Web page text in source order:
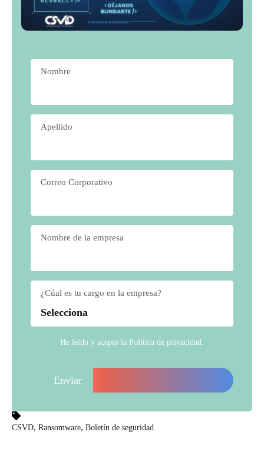
Nombre
Apellido
Correo Corporativo
Nombre de la empresa
¿Cúal es tu cargo en la empresa?
He leído y acepto la Política de privacidad
CSVD, Ransomware, Boletín de seguridad